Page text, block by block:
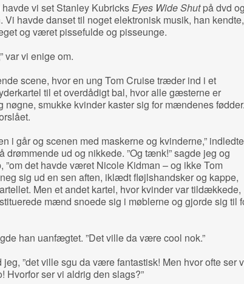
vi set Stanley KubricksEyes Wide Shutpå dvd og
Vi havde danset til noget elektronisk musik, han kendte,
og været pissefulde og pisseunge.
var vi enige om.
scene, hvor en ung Tom Cruise træder ind i et
til et overdådigt bal, hvor alle gæsterne er
nøgne, smukke kvinder kaster sig for mændenes fødder.
i går og scenen med maskerne og kvinderne,” indledte
drømmende ud og nikkede. ”Og tænk!” sagde jeg og
”om det havde været Nicole Kidman – og ikke Tom
sig ud en sen aften, iklædt fløjlshandsker og kappe,
Men et andet kartel, hvor kvinder var tildækkede,
mænd snoede sig i møblerne og gjorde sig til
han uanfægtet. ”Det ville da være cool nok.”
jeg, ”det ville sgu da være fantastisk! Men hvor ofte ser
Hvorfor ser vi aldrig den slags?”